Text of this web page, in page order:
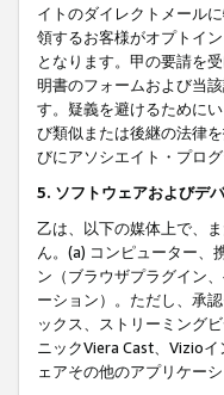
イトのダイレクトメール
領するお客様がオプトイ
となります。甲の要請を
明書のフォームおよび当
す。疑義を避けるために
び類似または後継の法律
びにアソシエイト・プロ
5. ソフトウェアおよびデ
乙は、以下の媒体上で、
ん。(a) コンピューター、
ン（ブラウザプラグイン
ーション）。ただし、承
ックス、ストリーミング
ニックViera Cast、Vizio
ェアその他のアプリケーシ